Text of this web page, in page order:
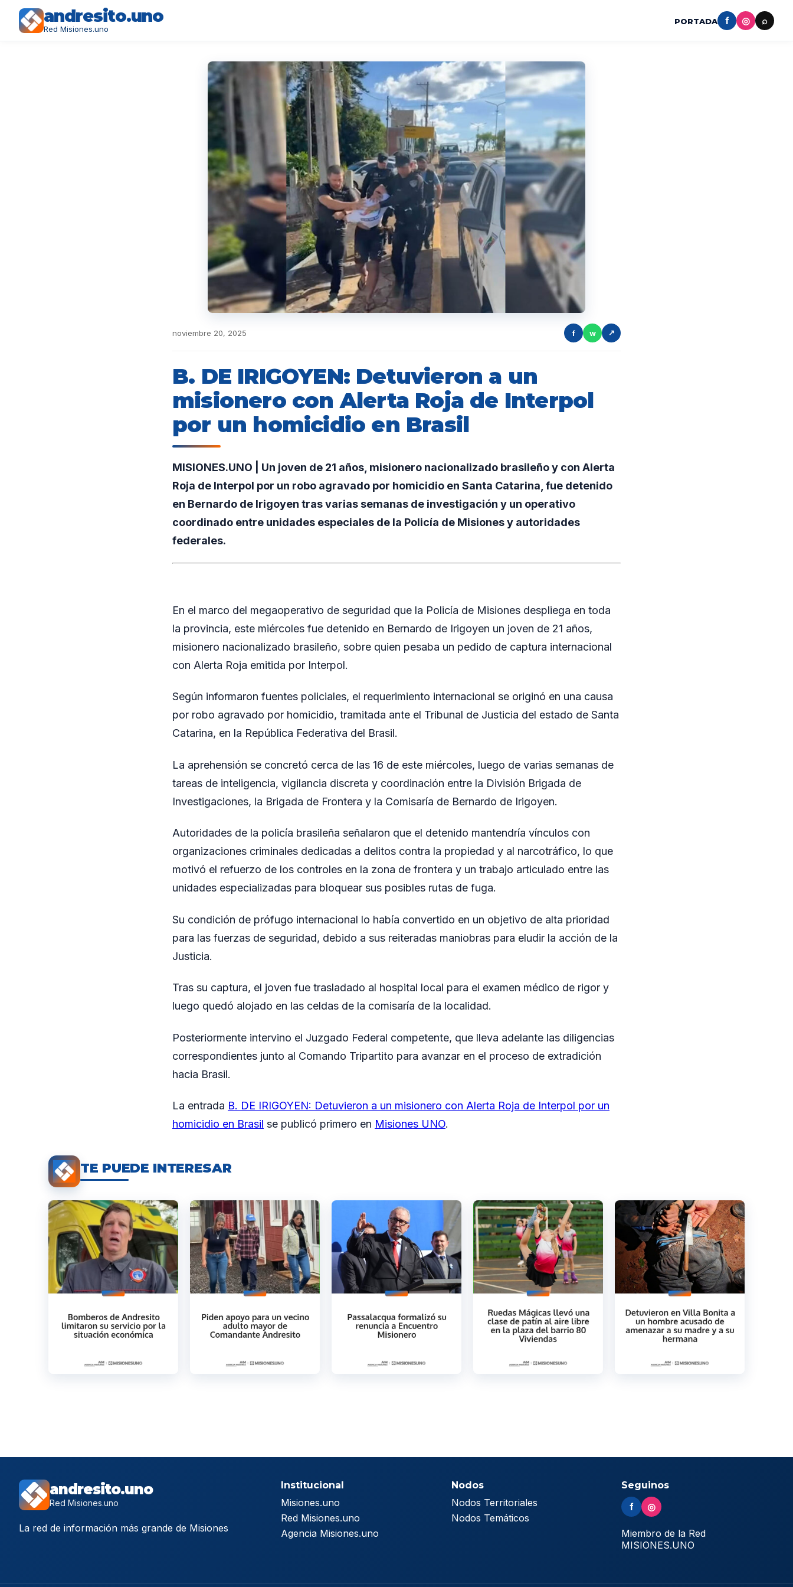
andresito.uno
Red Misiones.uno
PORTADA f ◎ ⌕
noviembre 20, 2025 f w ↗
B. DE IRIGOYEN: Detuvieron a un
misionero con Alerta Roja de Interpol
por un homicidio en Brasil
MISIONES.UNO | Un joven de 21 años, misionero nacionalizado brasileño y con Alerta
Roja de Interpol por un robo agravado por homicidio en Santa Catarina, fue detenido
en Bernardo de Irigoyen tras varias semanas de investigación y un operativo
coordinado entre unidades especiales de la Policía de Misiones y autoridades
federales.
En el marco del megaoperativo de seguridad que la Policía de Misiones despliega en toda
la provincia, este miércoles fue detenido en Bernardo de Irigoyen un joven de 21 años,
misionero nacionalizado brasileño, sobre quien pesaba un pedido de captura internacional
con Alerta Roja emitida por Interpol.
Según informaron fuentes policiales, el requerimiento internacional se originó en una causa
por robo agravado por homicidio, tramitada ante el Tribunal de Justicia del estado de Santa
Catarina, en la República Federativa del Brasil.
La aprehensión se concretó cerca de las 16 de este miércoles, luego de varias semanas de
tareas de inteligencia, vigilancia discreta y coordinación entre la División Brigada de
Investigaciones, la Brigada de Frontera y la Comisaría de Bernardo de Irigoyen.
Autoridades de la policía brasileña señalaron que el detenido mantendría vínculos con
organizaciones criminales dedicadas a delitos contra la propiedad y al narcotráfico, lo que
motivó el refuerzo de los controles en la zona de frontera y un trabajo articulado entre las
unidades especializadas para bloquear sus posibles rutas de fuga.
Su condición de prófugo internacional lo había convertido en un objetivo de alta prioridad
para las fuerzas de seguridad, debido a sus reiteradas maniobras para eludir la acción de la
Justicia.
Tras su captura, el joven fue trasladado al hospital local para el examen médico de rigor y
luego quedó alojado en las celdas de la comisaría de la localidad.
Posteriormente intervino el Juzgado Federal competente, que lleva adelante las diligencias
correspondientes junto al Comando Tripartito para avanzar en el proceso de extradición
hacia Brasil.
La entrada B. DE IRIGOYEN: Detuvieron a un misionero con Alerta Roja de Interpol por un
homicidio en Brasil se publicó primero en Misiones UNO.
TE PUEDE INTERESAR
andresito.uno
Red Misiones.uno
La red de información más grande de Misiones
Institucional
Misiones.uno
Red Misiones.uno
Agencia Misiones.uno
Nodos
Nodos Territoriales
Nodos Temáticos
Seguinos
f ◎
Miembro de la Red
MISIONES.UNO